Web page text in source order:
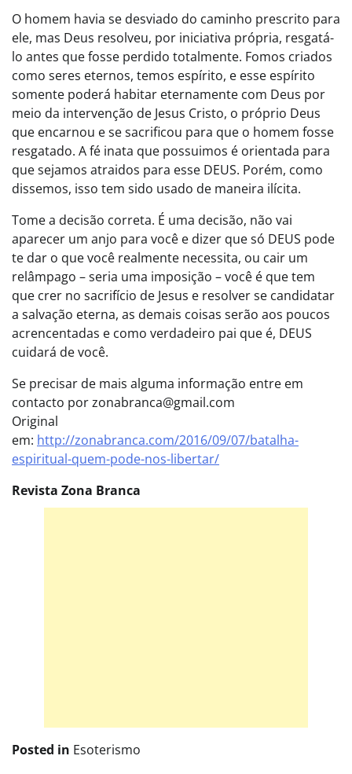
O homem havia se desviado do caminho prescrito para
ele, mas Deus resolveu, por iniciativa própria, resgatá-
lo antes que fosse perdido totalmente. Fomos criados
como seres eternos, temos espírito, e esse espírito
somente poderá habitar eternamente com Deus por
meio da intervenção de Jesus Cristo, o próprio Deus
que encarnou e se sacrificou para que o homem fosse
resgatado. A fé inata que possuimos é orientada para
que sejamos atraidos para esse DEUS. Porém, como
dissemos, isso tem sido usado de maneira ilícita.
Tome a decisão correta. É uma decisão, não vai
aparecer um anjo para você e dizer que só DEUS pode
te dar o que você realmente necessita, ou cair um
relâmpago – seria uma imposição – você é que tem
que crer no sacrifício de Jesus e resolver se candidatar
a salvação eterna, as demais coisas serão aos poucos
acrencentadas e como verdadeiro pai que é, DEUS
cuidará de você.
Se precisar de mais alguma informação entre em
contacto porzonabranca@gmail.com
Original
em: http://zonabranca.com/2016/09/07/batalha-
espiritual-quem-pode-nos-libertar/
Revista Zona Branca
Posted in Esoterismo